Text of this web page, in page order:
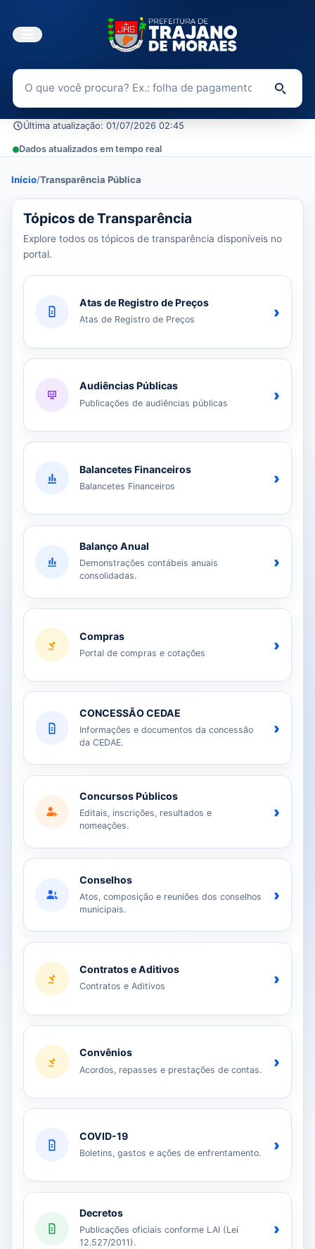
Buscar no Portal da Transparência
Última atualização: 01/07/2026 02:45
Dados atualizados em tempo real
Início/Transparência Pública
39 tópicos carregados do banco de dados.
Tópicos de Transparência
Explore todos os tópicos de transparência disponíveis no
portal.
Atas de Registro de Preços
Atas de Registro de Preços ›
Audiências Públicas
Publicações de audiências públicas ›
Balancetes Financeiros
Balancetes Financeiros ›
Balanço Anual
Demonstrações contábeis anuais
consolidadas.
›
Compras
Portal de compras e cotações ›
CONCESSÃO CEDAE
Informações e documentos da concessão
da CEDAE.
›
Concursos Públicos
Editais, inscrições, resultados e
nomeações.
›
Conselhos
Atos, composição e reuniões dos conselhos
municipais.
›
Contratos e Aditivos
Contratos e Aditivos ›
Convênios
Acordos, repasses e prestações de contas. ›
COVID-19
Boletins, gastos e ações de enfrentamento. ›
Decretos
Publicações oficiais conforme LAI (Lei
12.527/2011).
›